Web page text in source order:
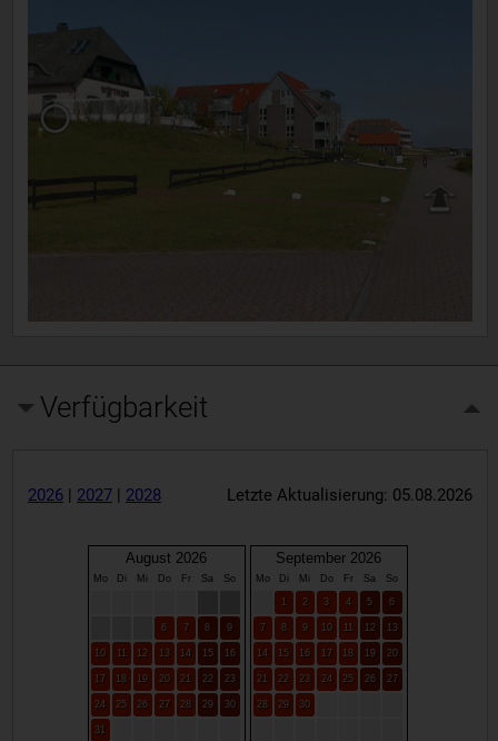
Verfügbarkeit
2026| 2027| 2028 Letzte Aktualisierung: 05.08.2026
August 2026
Mo Di Mi Do Fr Sa So
6 7 8 9
10 11 12 13 14 15 16
17 18 19 20 21 22 23
24 25 26 27 28 29 30
31
September 2026
Mo Di Mi Do Fr Sa So
1 2 3 4 5 6
7 8 9 10 11 12 13
14 15 16 17 18 19 20
21 22 23 24 25 26 27
28 29 30